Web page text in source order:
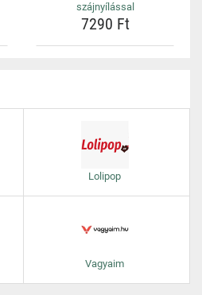
szájnyílással
7290 Ft
Lolipop
Vagyaim